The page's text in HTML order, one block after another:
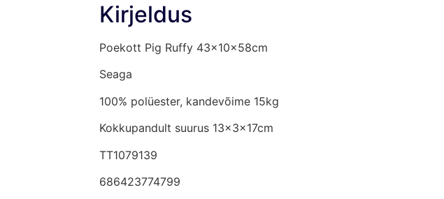
Kirjeldus
Poekott Pig Ruffy 43x10x58cm
Seaga
100% polüester, kandevõime 15kg
Kokkupandult suurus 13x3x17cm
TT1079139
686423774799